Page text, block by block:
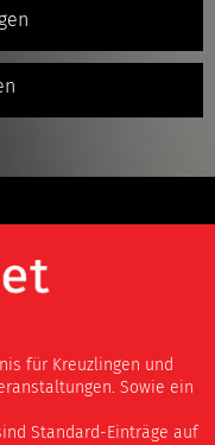
für Kreuzlingen und
Sowie ein
Standard-Einträge auf